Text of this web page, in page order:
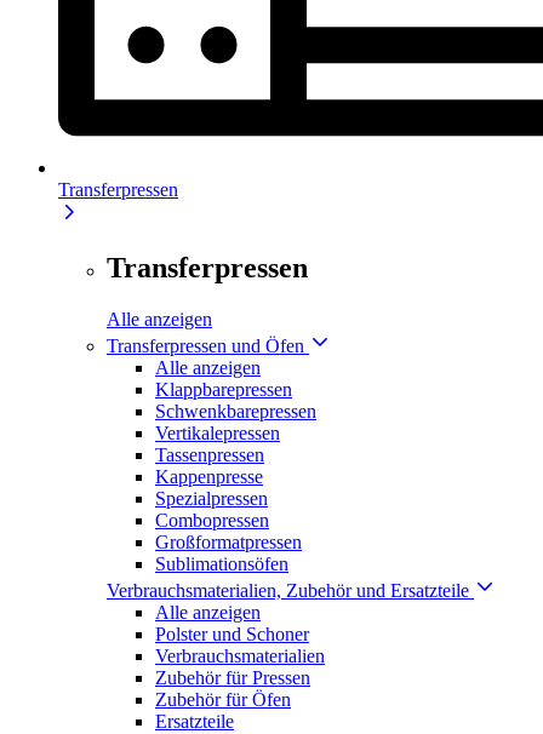
Transferpressen
Transferpressen
Alle anzeigen
Transferpressen und Öfen
Alle anzeigen
Klappbarepressen
Schwenkbarepressen
Vertikalepressen
Tassenpressen
Kappenpresse
Spezialpressen
Combopressen
Großformatpressen
Sublimationsöfen
Verbrauchsmaterialien, Zubehör und Ersatzteile
Alle anzeigen
Polster und Schoner
Verbrauchsmaterialien
Zubehör für Pressen
Zubehör für Öfen
Ersatzteile